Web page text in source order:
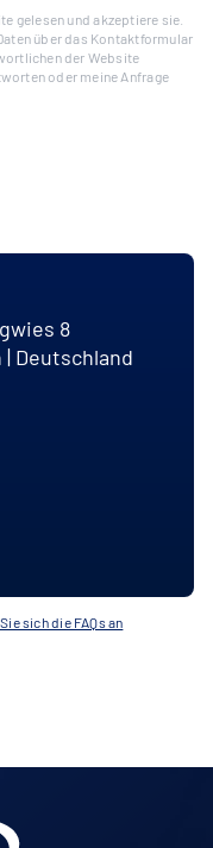
gelesen und akzeptiere sie.
über das Kontaktformular
der Website
oder meine Anfrage
8
| Deutschland
sich die FAQs an